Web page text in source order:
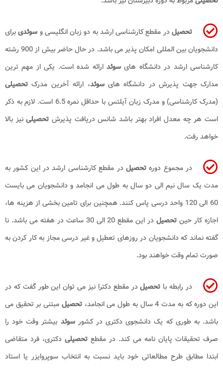
تحصیلدر مقطع کارشناسی ارشد به دو زبان انگلیسی و سوئدیبرای
دانشجویان بین المللی امکان پذیر می باشد. در حال حاضر بیش از 900 رشته
کارشناسی ارشد در دانشگاه هایسوئدارائه شده است. یکی از مهم ترین
مدارک جهت پذیرش در دانشگاه هایسوئد، ارائه آخرین مدرک تحصیلی
(مدرک کارشناسی) و مدرک زبان آیلتس با حداقل نمره 6.5 است. لازم به ذکر
است هر چه معدل افراد بهتر باشد شانس دریافت پذیرشتحصیلینیز بالا
خواهد رفت.
در مجموع دورهتحصیل در مقطع کارشناسی ارشد در این کشور به
مدت یک سال نیم الی دو سال به طول می انجامد و دانشجویان می بایست
60 الی 120 واحد درسی پاس کنند. همچنین برای تامین بخشی از هزینه ها،
اجازه کار حینتحصیل
در این مقطع 20 الی 30 ساعت در هفته می باشد. نا
گفته نماند که دانشجویان در روزهای تعطیل و غیر درسی مجاز به کار کردن به
صورت تمام وقت خواهند بود.
در رابطه با تحصیلدر مقطع دکترا نیز می توان این طور گفت که در
این دوره که به مدت 4 سال به طول می انجامد،
تحصیل مبتنی بر تحقیق می
باشد. به طوری که یک دانشجوی دکتری در کشورسوئد بیشتر وقت خود را
صرف تحقیقات پایان نامه می کند. در مقطع تحصیلی دکتری، فرد متقاضی
ابتدا مطابق طرح مطالعاتی خود باید نسبت به انتخاب سوپروایزر یا استاد